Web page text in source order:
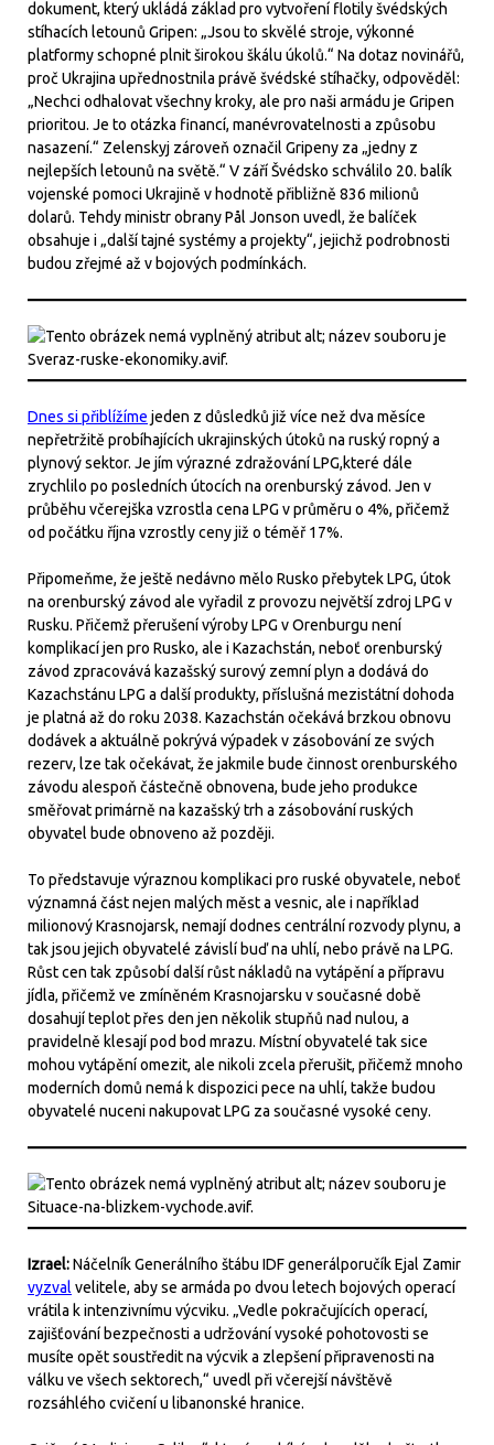
dokument, který ukládá základ pro vytvoření flotily švédských
stíhacích letounů Gripen: „Jsou to skvělé stroje, výkonné
platformy schopné plnit širokou škálu úkolů.“ Na dotaz novinářů,
proč Ukrajina upřednostnila právě švédské stíhačky, odpověděl:
„Nechci odhalovat všechny kroky, ale pro naši armádu je Gripen
prioritou. Je to otázka financí, manévrovatelnosti a způsobu
nasazení.“ Zelenskyj zároveň označil Gripeny za „jedny z
nejlepších letounů na světě.“ V září Švédsko schválilo 20. balík
vojenské pomoci Ukrajině v hodnotě přibližně 836 milionů
dolarů. Tehdy ministr obrany Pål Jonson uvedl, že balíček
obsahuje i „další tajné systémy a projekty“, jejichž podrobnosti
budou zřejmé až v bojových podmínkách.
Dnes si přiblížíme jeden z důsledků již více než dva měsíce
nepřetržitě probíhajících ukrajinských útoků na ruský ropný a
plynový sektor. Je jím výrazné zdražování LPG,které dále
zrychlilo po posledních útocích na orenburský závod. Jen v
průběhu včerejška vzrostla cena LPG v průměru o 4%, přičemž
od počátku října vzrostly ceny již o téměř 17%.
Připomeňme, že ještě nedávno mělo Rusko přebytek LPG, útok
na orenburský závod ale vyřadil z provozu největší zdroj LPG v
Rusku. Přičemž přerušení výroby LPG v Orenburgu není
komplikací jen pro Rusko, ale i Kazachstán, neboť orenburský
závod zpracovává kazašský surový zemní plyn a dodává do
Kazachstánu LPG a další produkty, příslušná mezistátní dohoda
je platná až do roku 2038. Kazachstán očekává brzkou obnovu
dodávek a aktuálně pokrývá výpadek v zásobování ze svých
rezerv, lze tak očekávat, že jakmile bude činnost orenburského
závodu alespoň částečně obnovena, bude jeho produkce
směřovat primárně na kazašský trh a zásobování ruských
obyvatel bude obnoveno až později.
To představuje výraznou komplikaci pro ruské obyvatele, neboť
významná část nejen malých měst a vesnic, ale i například
milionový Krasnojarsk, nemají dodnes centrální rozvody plynu, a
tak jsou jejich obyvatelé závislí buď na uhlí, nebo právě na LPG.
Růst cen tak způsobí další růst nákladů na vytápění a přípravu
jídla, přičemž ve zmíněném Krasnojarsku v současné době
dosahují teplot přes den jen několik stupňů nad nulou, a
pravidelně klesají pod bod mrazu. Místní obyvatelé tak sice
mohou vytápění omezit, ale nikoli zcela přerušit, přičemž mnoho
moderních domů nemá k dispozici pece na uhlí, takže budou
obyvatelé nuceni nakupovat LPG za současné vysoké ceny.
Izrael:Náčelník Generálního štábu IDF generálporučík Ejal Zamir
vyzval velitele, aby se armáda po dvou letech bojových operací
vrátila k intenzivnímu výcviku. „Vedle pokračujících operací,
zajišťování bezpečnosti a udržování vysoké pohotovosti se
musíte opět soustředit na výcvik a zlepšení připravenosti na
válku ve všech sektorech,“ uvedl při včerejší návštěvě
rozsáhlého cvičení u libanonské hranice.